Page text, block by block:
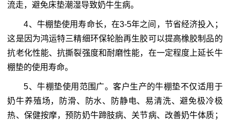
流走，避免床垫潮湿导致奶牛生病。
4、牛棚垫使用寿命长，在3-5年之间，节省经济投入；
这是因为鸿运特三精细环保轮胎再生胶可以提高橡胶制品的
抗老化性能、抗撕裂强度和耐磨性能，在一定程度上延长牛
棚垫的使用寿命。
5、牛棚垫使用范围广。客户生产的牛棚垫不仅适用于
奶牛养殖场，防滑、防水、防静电、易清洗、避免极冷极
热、保健按摩，预防奶牛蹄肢病、关节病、改善奶牛体质；